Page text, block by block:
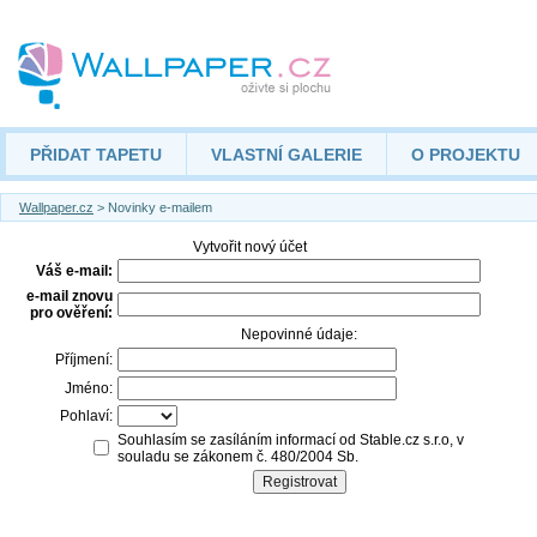
PŘIDAT TAPETU VLASTNÍ GALERIE O PROJEKTU
Wallpaper.cz > Novinky e-mailem